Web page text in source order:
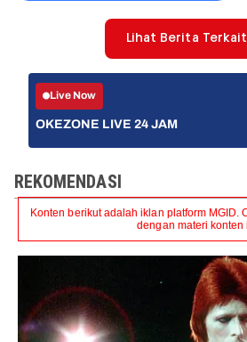
Lihat Berita Terkait
Live Now
OKEZONE LIVE 24 JAM